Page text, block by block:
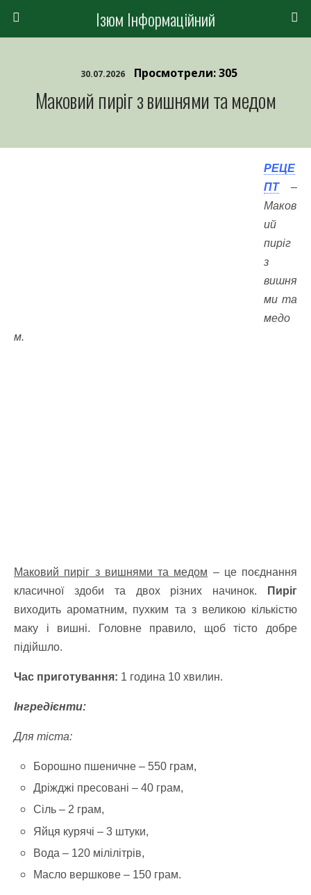
Ізюм Інформаційний
30.07.2026 Просмотрели: 305
Маковий пиріг з вишнями та медом
РЕЦЕ
ПТ–
Маков
ий
пиріг
з
вишня
ми та
медо
м.
Маковий пиріг з вишнями та медом – це поєднання
класичної здоби та двох різних начинок.
Пиріг
виходить ароматним, пухким та з великою кількістю
маку і вишні. Головне правило, щоб тісто добре
підійшло.
Час приготування: 1 година 10 хвилин.
Інгредієнти:
Для тіста:
Борошно пшеничне – 550 грам,
Дріжджі пресовані –40 грам,
Сіль – 2 грам,
Яйця курячі –3 штуки,
Вода – 120 мілілітрів,
Масло вершкове – 150 грам.